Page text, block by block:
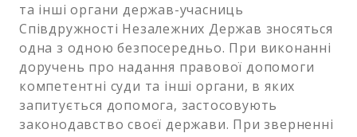
та інші органи держав-учасниць
Співдружності Незалежних Держав зносяться
одна з одною безпосередньо. При виконанні
доручень про надання правової допомоги
компетентні суди та інші органи, в яких
запитується допомога, застосовують
законодавство своєї держави. При зверненні